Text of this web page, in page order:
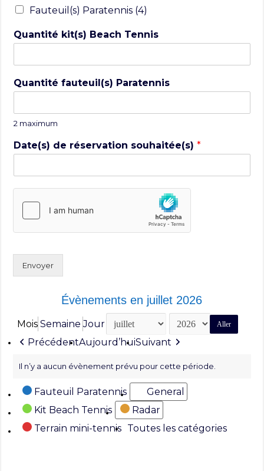
Fauteuil(s) Paratennis (4)
Quantité kit(s) Beach Tennis
Quantité fauteuil(s) Paratennis
2 maximum
Date(s) de réservation souhaitée(s)*
Envoyer
Évènements en juillet 2026
Mois Semaine Jour Mois
Année
PrécédentAujourd’huiSuivant
Il n’y a aucun évènement prévu pour cette période.
Catégories
Fauteuil Paratennis
General
Kit Beach Tennis
Radar
Terrain mini-tennis Toutes les catégories